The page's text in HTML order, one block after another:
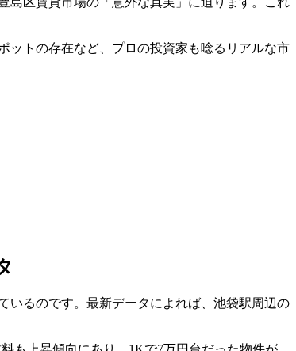
ットの存在など、プロの投資家も唸るリアルな市
いるのです。最新データによれば、池袋駅周辺の